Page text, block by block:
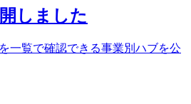
しました
一覧で確認できる事業別ハブを公